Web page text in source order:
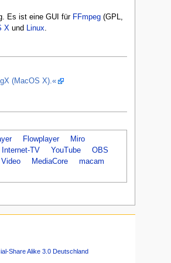
Es ist eine GUI für FFmpeg(GPL,
Xund Linux.
(MacOS X).«
Flowplayer
Miro
Internet-TV YouTube
OBS
Video MediaCore
macam
Share Alike 3.0 Deutschland